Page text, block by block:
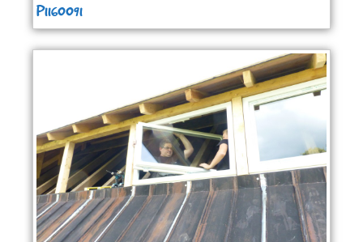
P1160091